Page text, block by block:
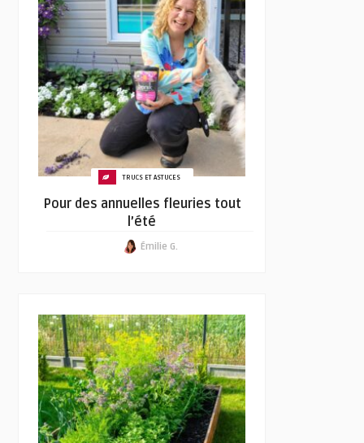
TRUCS ET ASTUCES
Pour des annuelles fleuries tout
l’été
Émilie G.